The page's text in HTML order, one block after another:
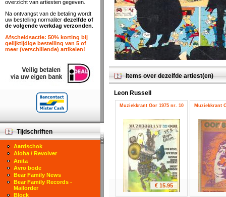
Items over dezelfde artiest(en)
Leon Russell
Muziekkrant Oor 1975 nr. 10
€ 15.95
Muziekkrant
overzicht van artiesten gegeven.
Na ontvangst van de betaling wordt
uw bestelling normaliter dezelfde of
de volgende werkdag verzonden
Afscheidsactie: 50% korting bij
gelijktijdige bestelling van 5 of
meer (verschillende) artikelen!
Tijdschriften
Aardschok
Aloha / Revolver
Anita
Avro bode
Bear Family News
Bear Family Records -
Mailorder
Block